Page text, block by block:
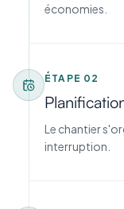
économies.
ÉTAPE 02
Le chantier
interruption.